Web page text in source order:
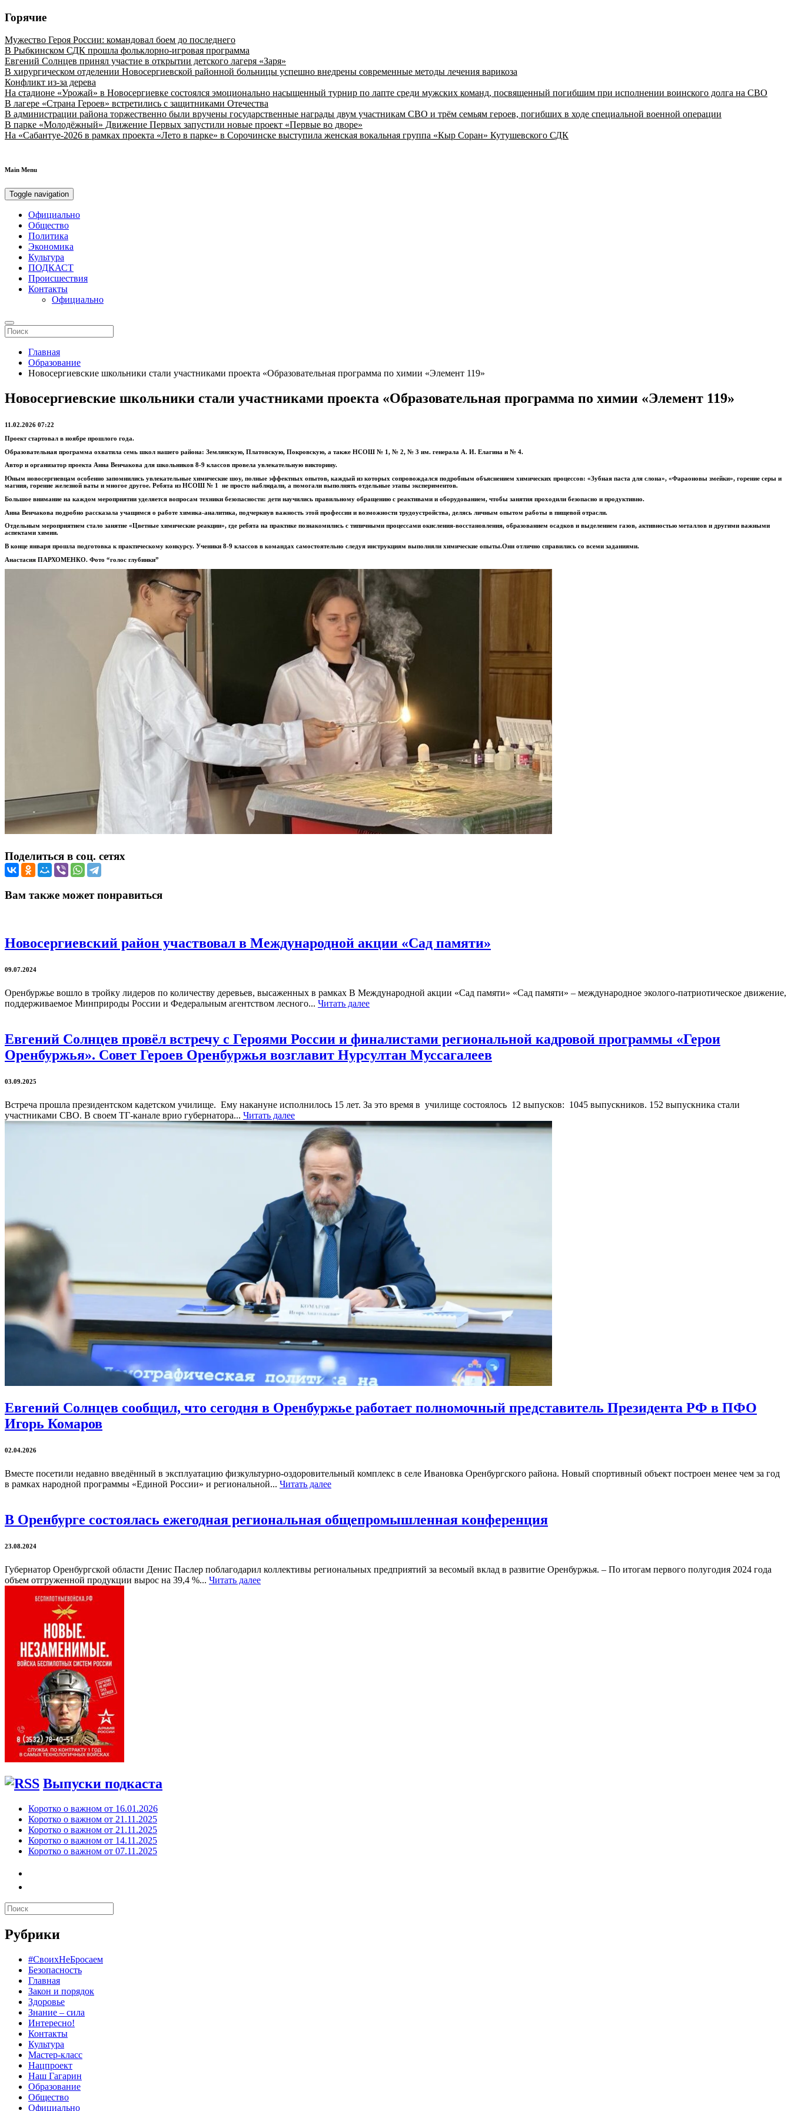
Горячие
Мужество Героя России: командовал боем до последнего
В Рыбкинском СДК прошла фольклорно-игровая программа
Евгений Солнцев принял участие в открытии детского лагеря «Заря»
В хирургическом отделении Новосергиевской районной больницы успешно внедрены современные методы лечения варикоза
Конфликт из-за дерева
На стадионе «Урожай» в Новосергиевке состоялся эмоционально насыщенный турнир по лапте среди мужских команд, посвященный погибшим при исполнении воинского долга на СВО
В лагере «Страна Героев» встретились с защитниками Отечества
В администрации района торжественно были вручены государственные награды двум участникам СВО и трём семьям героев, погибших в ходе специальной военной операции
В парке «Молодёжный» Движение Первых запустили новые проект «Первые во дворе»
На «Сабантуе-2026 в рамках проекта «Лето в парке» в Сорочинске выступила женская вокальная группа «Кыр Соран» Кутушевского СДК
Main Menu
Toggle navigation
Официально
Общество
Политика
Экономика
Культура
ПОДКАСТ
Происшествия
Контакты
Официально
Главная
Образование
Новосергиевские школьники стали участниками проекта «Образовательная программа по химии «Элемент 119»
Новосергиевские школьники стали участниками проекта «Образовательная программа по химии «Элемент 119»
11.02.2026 07:22
Проект стартовал в ноябре прошлого года.
Образовательная программа охватила семь школ нашего района: Землянскую, Платовскую, Покровскую, а также НСОШ № 1, № 2, № 3 им. генерала А. И. Елагина и № 4.
Автор и организатор проекта Анна Венчакова для школьников 8-9 классов провела увлекательную викторину.
Юным новосергиевцам особенно запомнились увлекательные химические шоу, полные эффектных опытов, каждый из которых сопровождался подробным объяснением химических процессов: «Зубная паста для слона», «Фараоновы змейки», горение серы и
магния, горение железной ваты и многое другое. Ребята из НСОШ № 1 не просто наблюдали, а помогали выполнять отдельные этапы экспериментов.‍
Большое внимание на каждом мероприятии уделяется вопросам техники безопасности: дети научились правильному обращению с реактивами и оборудованием, чтобы занятия проходили безопасно и продуктивно.
Анна Венчакова подробно рассказала учащимся о работе химика-аналитика, подчеркнув важность этой профессии и возможности трудоустройства, делясь личным опытом работы в пищевой отрасли.
Отдельным мероприятием стало занятие «Цветные химические реакции», где ребята на практике познакомились с типичными процессами окисления-восстановления, образованием осадков и выделением газов, активностью металлов и другими важными
аспектами химии.
В конце января прошла подготовка к практическому конкурсу. Ученики 8-9 классов в командах самостоятельно следуя инструкциям выполняли химические опыты.Они отлично справились со всеми заданиями.
Анастасия ПАРХОМЕНКО. Фото “голос глубинки”
Поделиться в соц. сетях
Вам также может понравиться
Новосергиевский район участвовал в Международной акции «Сад памяти»
09.07.2024
Оренбуржье вошло в тройку лидеров по количеству деревьев, высаженных в рамках В Международной акции «Сад памяти» «Сад памяти» – международное эколого-патриотическое движение,
поддерживаемое Минприроды России и Федеральным агентством лесного... Читать далее
Евгений Солнцев провёл встречу с Героями России и финалистами региональной кадровой программы «Герои
Оренбуржья». Совет Героев Оренбуржья возглавит Нурсултан Муссагалеев
03.09.2025
Встреча прошла президентском кадетском училище. Ему накануне исполнилось 15 лет. За это время в училище состоялось 12 выпусков: 1045 выпускников. 152 выпускника стали
участниками СВО. В своем ТГ-канале врио губернатора... Читать далее
Евгений Солнцев сообщил, что сегодня в Оренбуржье работает полномочный представитель Президента РФ в ПФО
Игорь Комаров
02.04.2026
Вместе посетили недавно введённый в эксплуатацию физкультурно-оздоровительный комплекс в селе Ивановка Оренбургского района. Новый спортивный объект построен менее чем за год
в рамках народной программы «Единой России» и региональной... Читать далее
В Оренбурге состоялась ежегодная региональная общепромышленная конференция
23.08.2024
Губернатор Оренбургской области Денис Паслер поблагодарил коллективы региональных предприятий за весомый вклад в развитие Оренбуржья. – По итогам первого полугодия 2024 года
объем отгруженной продукции вырос на 39,4 %... Читать далее
Выпуски подкаста
Коротко о важном от 16.01.2026
Коротко о важном от 21.11.2025
Коротко о важном от 21.11.2025
Коротко о важном от 14.11.2025
Коротко о важном от 07.11.2025
Рубрики
#СвоихНеБросаем
Безопасность
Главная
Закон и порядок
Здоровье
Знание – сила
Интересно!
Контакты
Культура
Мастер-класс
Нацпроект
Наш Гагарин
Образование
Общество
Официально